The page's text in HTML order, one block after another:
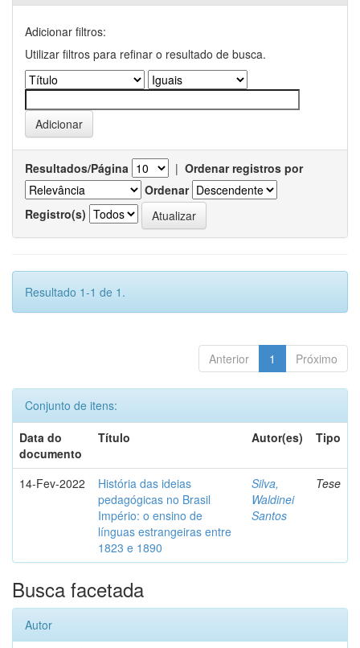
Adicionar filtros:
Utilizar filtros para refinar o resultado de busca.
Resultados/Página | Ordenar registros por
Ordenar
Registro(s)
Resultado 1-1 de 1.
Anterior 1 Próximo
Conjunto de itens:
Data do
documento
Título Autor(es) Tipo
14-Fev-2022
História das ideias
pedagógicas no Brasil
Império: o ensino de
línguas estrangeiras entre
1823 e 1890
Silva,
Waldinei
Santos
Tese
Busca facetada
Autor